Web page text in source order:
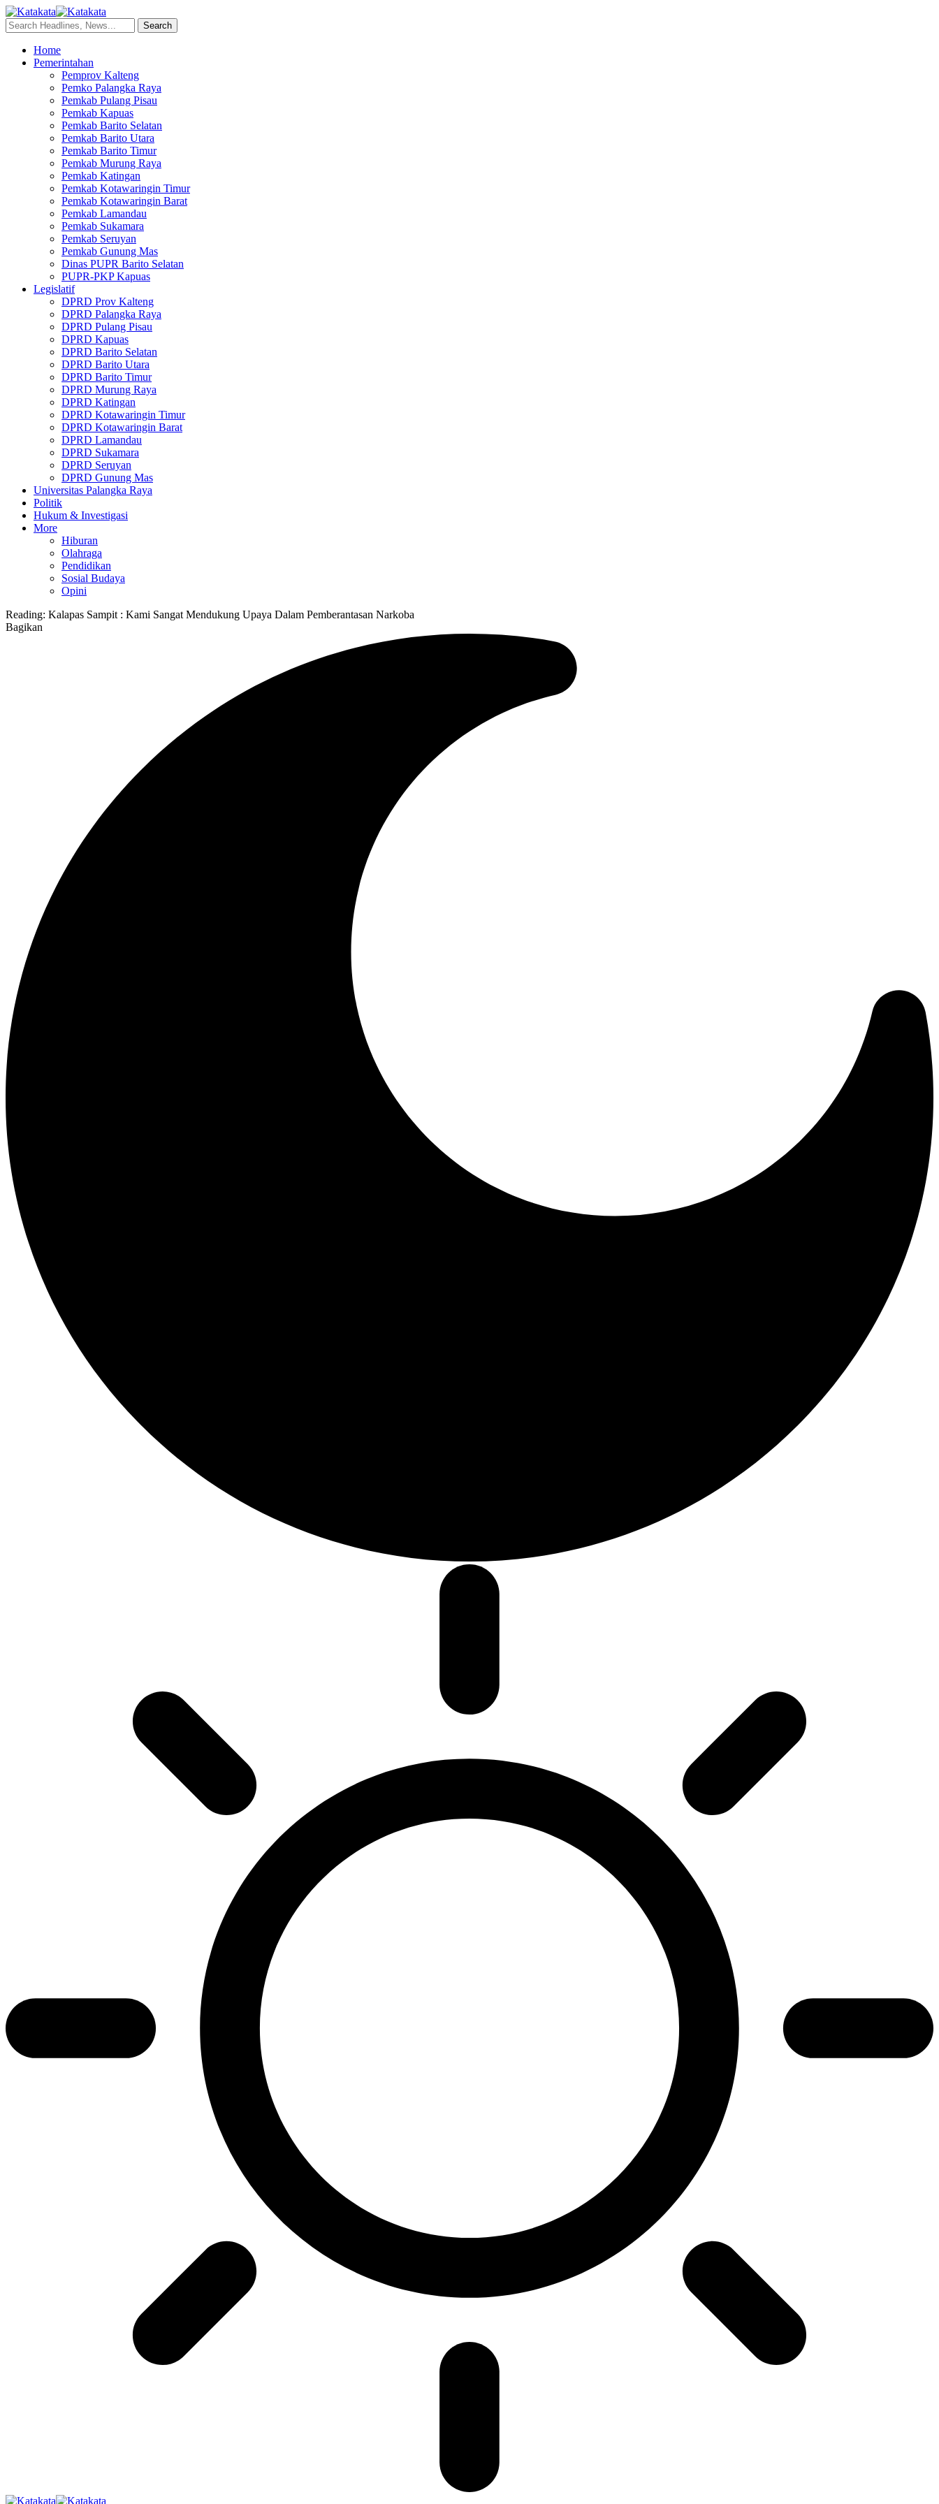
Home
Pemerintahan
Pemprov Kalteng
Pemko Palangka Raya
Pemkab Pulang Pisau
Pemkab Kapuas
Pemkab Barito Selatan
Pemkab Barito Utara
Pemkab Barito Timur
Pemkab Murung Raya
Pemkab Katingan
Pemkab Kotawaringin Timur
Pemkab Kotawaringin Barat
Pemkab Lamandau
Pemkab Sukamara
Pemkab Seruyan
Pemkab Gunung Mas
Dinas PUPR Barito Selatan
PUPR-PKP Kapuas
Legislatif
DPRD Prov Kalteng
DPRD Palangka Raya
DPRD Pulang Pisau
DPRD Kapuas
DPRD Barito Selatan
DPRD Barito Utara
DPRD Barito Timur
DPRD Murung Raya
DPRD Katingan
DPRD Kotawaringin Timur
DPRD Kotawaringin Barat
DPRD Lamandau
DPRD Sukamara
DPRD Seruyan
DPRD Gunung Mas
Universitas Palangka Raya
Politik
Hukum & Investigasi
More
Hiburan
Olahraga
Pendidikan
Sosial Budaya
Opini
Reading: Kalapas Sampit : Kami Sangat Mendukung Upaya Dalam Pemberantasan Narkoba
Bagikan